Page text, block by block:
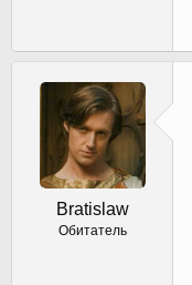
Bratislaw
Обитатель